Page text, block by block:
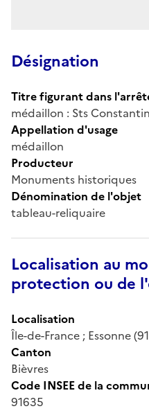
Désignation
Titre figurant dans
médaillon : Sts
Appellation d'usage
médaillon
Producteur
Monuments historiques
Dénomination de l'objet
tableau-reliquaire
Localisation au
protection ou de
Localisation
Île-de-France ; Essonne
Canton
Bièvres
Code INSEE de la
91635